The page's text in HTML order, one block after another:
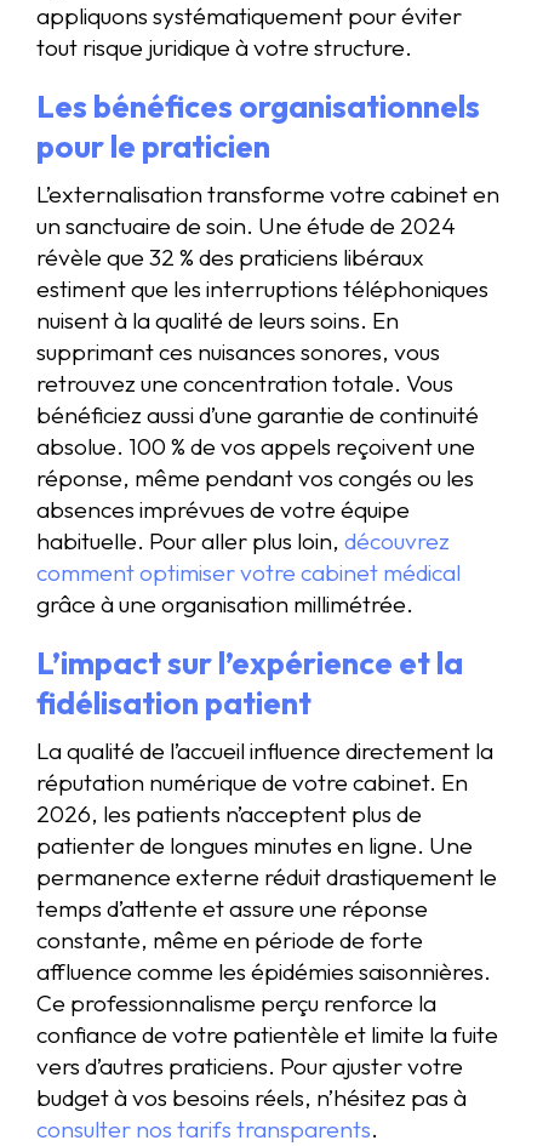
appliquons systématiquement pour éviter
tout risque juridique à votre structure.
Les bénéfices organisationnels
pour le praticien
L’externalisation transforme votre cabinet en
un sanctuaire de soin. Une étude de 2024
révèle que 32 % des praticiens libéraux
estiment que les interruptions téléphoniques
nuisent à la qualité de leurs soins. En
supprimant ces nuisances sonores, vous
retrouvez une concentration totale. Vous
bénéficiez aussi d’une garantie de continuité
absolue. 100 % de vos appels reçoivent une
réponse, même pendant vos congés ou les
absences imprévues de votre équipe
habituelle. Pour aller plus loin, découvrez
comment optimiser votre cabinet médical
grâce à une organisation millimétrée.
L’impact sur l’expérience et la
fidélisation patient
La qualité de l’accueil influence directement la
réputation numérique de votre cabinet. En
2026, les patients n’acceptent plus de
patienter de longues minutes en ligne. Une
permanence externe réduit drastiquement le
temps d’attente et assure une réponse
constante, même en période de forte
affluence comme les épidémies saisonnières.
Ce professionnalisme perçu renforce la
confiance de votre patientèle et limite la fuite
vers d’autres praticiens. Pour ajuster votre
budget à vos besoins réels, n’hésitez pas à
consulter nos tarifs transparents.